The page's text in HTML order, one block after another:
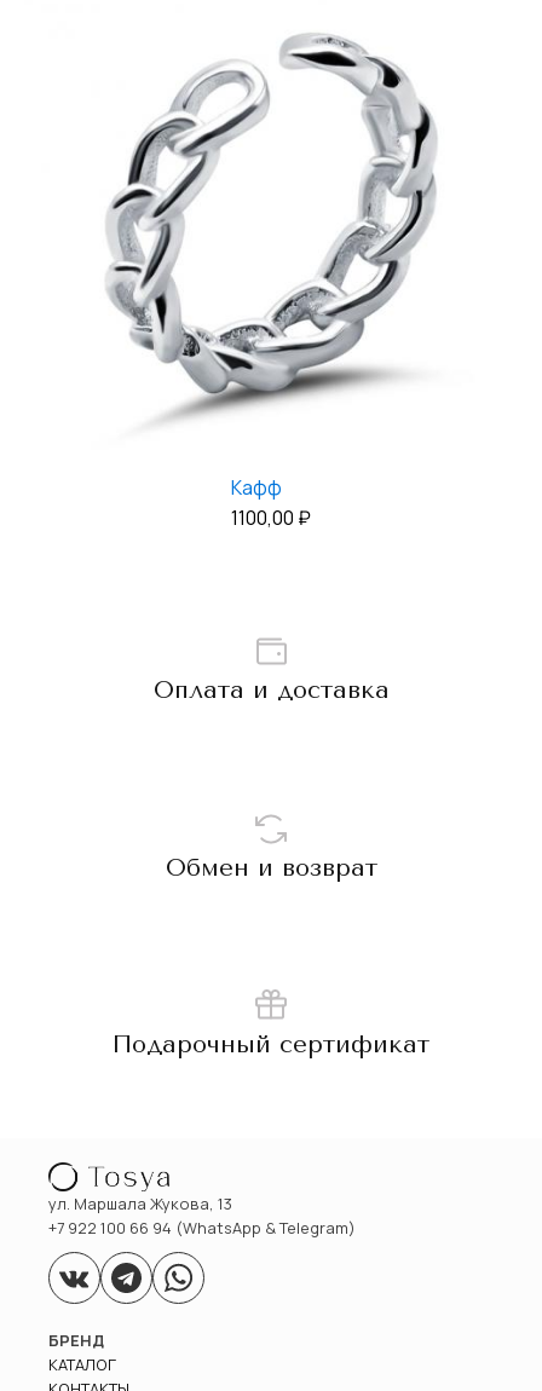
Кафф
1100,00 ₽
Оплата и доставка
Обмен и возврат
Подарочный сертификат
ул. Маршала Жукова, 13
+7 922 100 66 94 (WhatsApp & Telegram)
БРЕНД
КАТАЛОГ